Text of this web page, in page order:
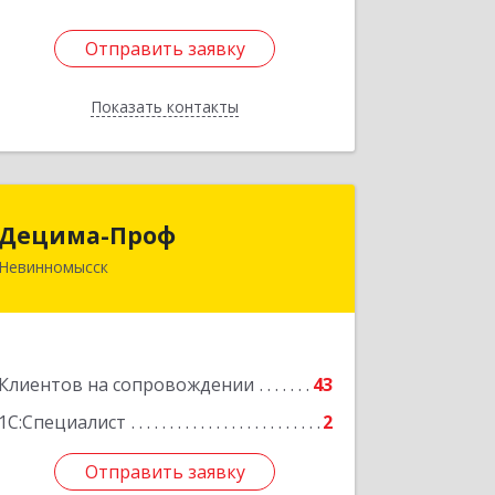
Отправить заявку
Показать контакты
Отправить заявку
Назад
Децима-Проф
Невинномысск
Клиентов на сопровождении
43
1С:Специалист
2
Отправить заявку
Децима-Проф
357100, Ставропольский край,
Подробнее
Отправить заявку